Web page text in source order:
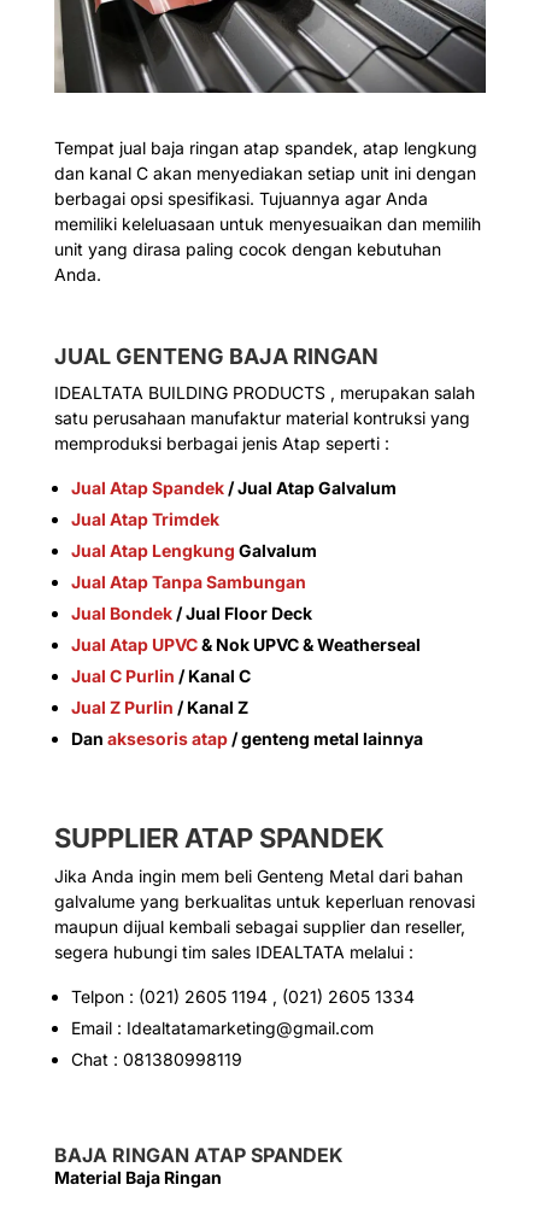
Tempat jual baja ringan atap spandek, atap lengkung
dan kanal C akan menyediakan setiap unit ini dengan
berbagai opsi spesifikasi. Tujuannya agar Anda
memiliki keleluasaan untuk menyesuaikan dan memilih
unit yang dirasa paling cocok dengan kebutuhan
Anda.
JUAL GENTENG BAJA RINGAN
IDEALTATA BUILDING PRODUCTS , merupakan salah
satu perusahaan manufaktur material kontruksi yang
memproduksi berbagai jenis Atap seperti :
Jual Atap Spandek/ Jual Atap Galvalum
Jual Atap Trimdek
Jual Atap Lengkung Galvalum
Jual Atap Tanpa Sambungan
Jual Bondek/ Jual Floor Deck
Jual Atap UPVC& Nok UPVC & Weatherseal
Jual C Purlin / Kanal C
Jual Z Purlin / Kanal Z
Dan aksesoris atap/ genteng metal lainnya
SUPPLIERATAP SPANDEK
Jika Anda ingin mem beli Genteng Metal dari bahan
galvalume yang berkualitas untuk keperluan renovasi
maupun dijual kembali sebagai supplier dan reseller,
segera hubungi tim sales IDEALTATA melalui :
Telpon : (021) 2605 1194 , (021) 2605 1334
Email : Idealtatamarketing@gmail.com
Chat : 081380998119
BAJA RINGAN ATAP SPANDEK
Material Baja Ringan